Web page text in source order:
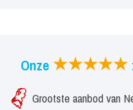
Onze
Grootste aanbod van